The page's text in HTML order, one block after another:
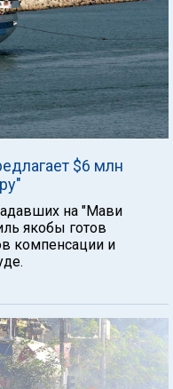
$6 млн
на "Мави
якобы готов
компенсации и